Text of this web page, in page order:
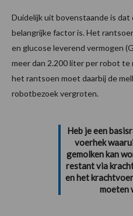
Duidelijk uit bovenstaande is
belangrijke factor is. Het
en glucose leverend vermogen
meer dan 2.200 liter per robot te
het rantsoen moet daarbij de
robotbezoek vergroten.
Heb je een
voerhek
gemolken kan
restant via
en het
moeten